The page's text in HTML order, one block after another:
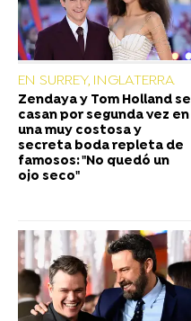
EN SURREY, INGLATERRA
Zendaya y Tom Holland se
casan por segunda vez en
una muy costosa y
secreta boda repleta de
famosos: "No quedó un
ojo seco"